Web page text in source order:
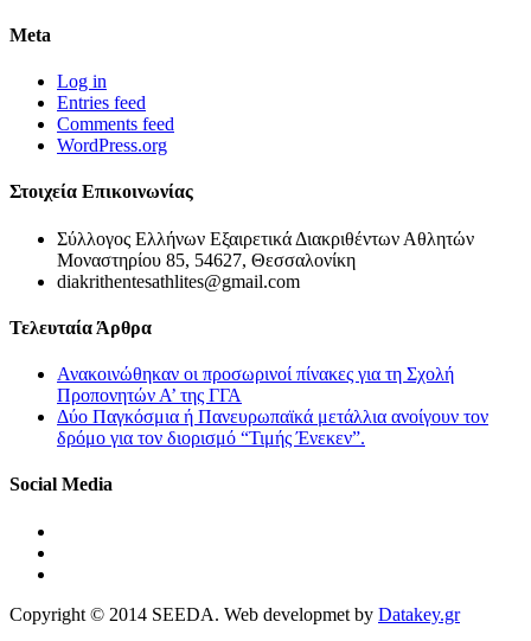
Meta
Log in
Entries feed
Comments feed
WordPress.org
Στοιχεία Επικοινωνίας
Σύλλογος Ελλήνων Εξαιρετικά Διακριθέντων Αθλητών
Μοναστηρίου 85, 54627, Θεσσαλονίκη
diakrithentesathlites@gmail.com
Τελευταία Άρθρα
Ανακοινώθηκαν οι προσωρινοί πίνακες για τη Σχολή
Προπονητών Α’ της ΓΓΑ
Δύο Παγκόσμια ή Πανευρωπαϊκά μετάλλια ανοίγουν τον
δρόμο για τον διορισμό “Τιμής Ένεκεν”.
Social Media
Copyright © 2014 SEEDA. Web developmet by Datakey.gr